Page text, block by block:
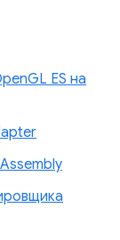
ES на